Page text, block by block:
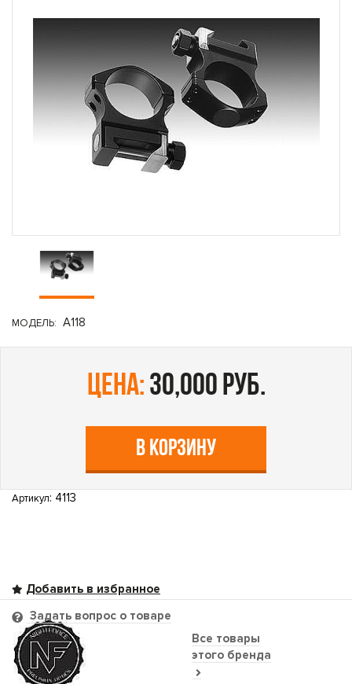
МОДЕЛЬ: A118
цена: 30,000 руб.
В КОРЗИНУ
Артикул: 4113
Все товары
этого бренда
Задать вопрос о товаре